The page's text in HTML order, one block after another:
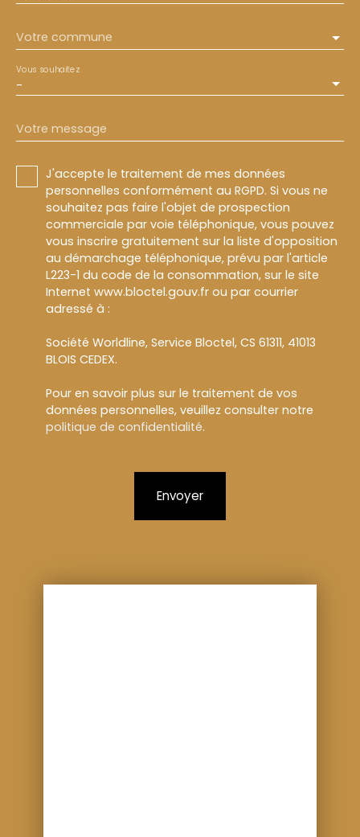
Votre commune
-
Vous souhaitez
Votre message
J'accepte le traitement de mes données
personnelles conformément au RGPD. Si vous ne
souhaitez pas faire l'objet de prospection
commerciale par voie téléphonique, vous pouvez
vous inscrire gratuitement sur la liste d'opposition
au démarchage téléphonique, prévu par l'article
L223-1 du code de la consommation, sur le site
Internet www.bloctel.gouv.fr ou par courrier
adressé à :
Société Worldline, Service Bloctel, CS 61311, 41013
BLOIS CEDEX.
Pour en savoir plus sur le traitement de vos
données personnelles, veuillez consulter notre
politique de confidentialité.
Envoyer